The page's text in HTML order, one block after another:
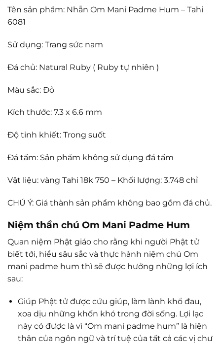
Tên sản phẩm: Nhẫn Om Mani Padme Hum – Tahi
6081
Sử dụng: Trang sức nam
Đá chủ: Natural Ruby ( Ruby tự nhiên )
Màu sắc: Đỏ
Kích thước: 7.3 x 6.6 mm
Độ tinh khiết: Trong suốt
Đá tấm: Sản phẩm không sử dụng đá tấm
Vật liệu: vàng Tahi 18k 750 – Khối lượng: 3.748 chỉ
CHÚ Ý: Giá thành sản phẩm không bao gồm đá chủ.
Niệm thần chú Om Mani Padme Hum
Quan niệm Phật giáo cho rằng khi người Phật tử
biết tới, hiểu sâu sắc và thực hành niệm chú Om
mani padme hum thì sẽ được hưởng những lợi ích
sau:
Giúp Phật tử được cứu giúp, làm lành khổ đau,
xoa dịu những khốn khó trong đời sống. Lợi lạc
này có được là vì “Om mani padme hum” là hiện
thân của ngôn ngữ và trí tuệ của tất cả các vị chư